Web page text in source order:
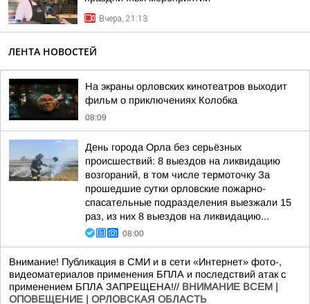
Вчера, 21:13
ЛЕНТА НОВОСТЕЙ
На экраны орловских кинотеатров выходит
фильм о приключениях Колобка
08:09
День города Орла без серьёзных
происшествий: 8 выездов на ликвидацию
возгораний, в том числе термоточку За
прошедшие сутки орловские пожарно-
спасательные подразделения выезжали 15
раз, из них 8 выездов на ликвидацию...
08:00
Внимание! Публикация в СМИ и в сети «Интернет» фото-,
видеоматериалов применения БПЛА и последствий атак с
применением БПЛА ЗАПРЕЩЕНА!// ВНИМАНИЕ ВСЕМ |
ОПОВЕЩЕНИЕ | ОРЛОВСКАЯ ОБЛАСТЬ